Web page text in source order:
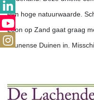
een hoge natuurwaarde.
Loon op Zand gaat graag
Drunense Duinen in.